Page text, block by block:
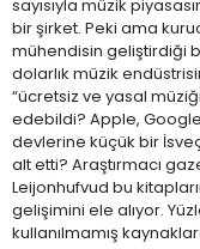
sayısıyla müzik
bir şirket. Peki ama
mühendisin geliştirdiği
dolarlık müzik
“ücretsiz ve yasal
edebildi? Apple,
devlerine küçük bir
alt etti? Araştırmacı
Leijonhufvud bu
gelişimini ele alıyor.
kullanılmamış